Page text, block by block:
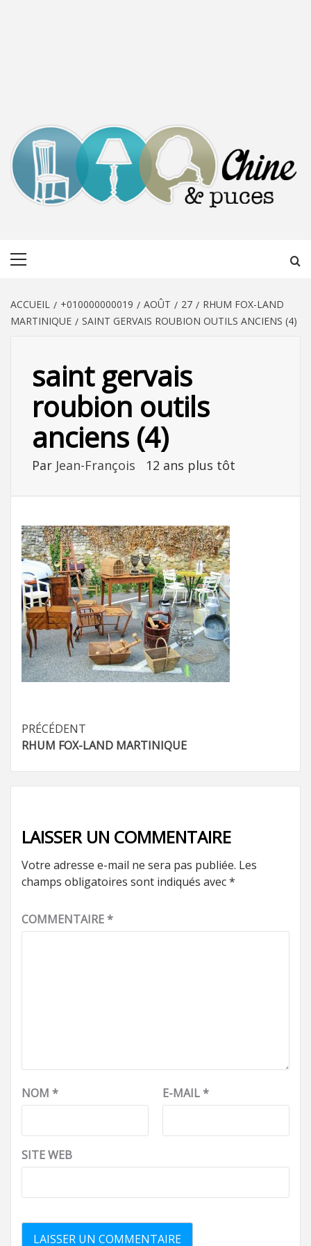
ACCUEIL +010000000019 AOÛT 27
RHUM FOX-LAND
MARTINIQUE
SAINT GERVAIS ROUBION OUTILS ANCIENS (4)
saint gervais
roubion outils
anciens (4)
Par Jean-François 12 ans plus tôt
Navigation
d’article
PRÉCÉDENT
RHUM FOX-LAND MARTINIQUE
LAISSER UN COMMENTAIRE
Votre adresse e-mail ne sera pas publiée. Les
champs obligatoires sont indiqués avec*
COMMENTAIRE*
NOM * E-MAIL*
SITE WEB